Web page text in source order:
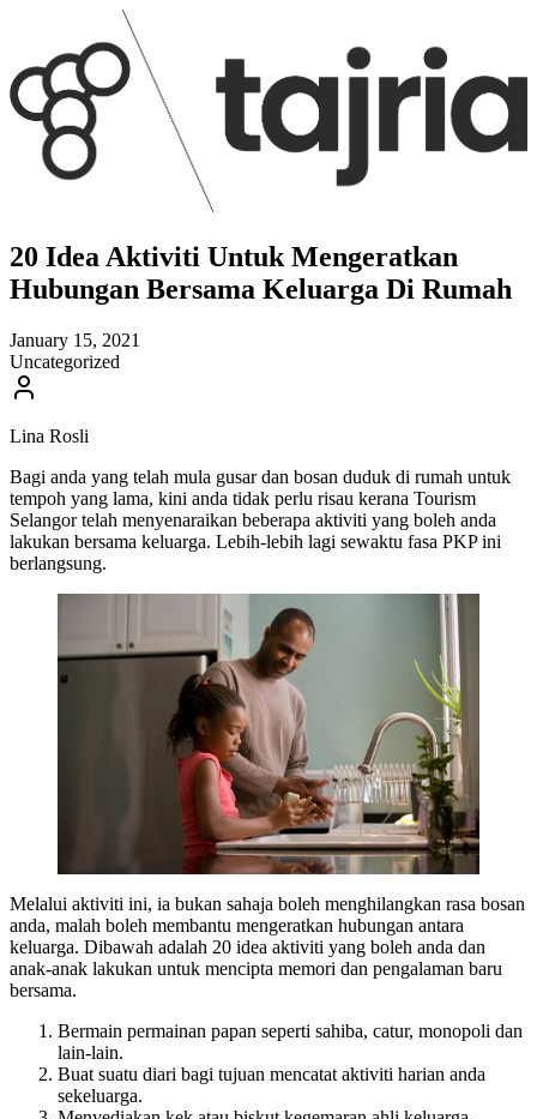
20 Idea Aktiviti Untuk Mengeratkan
Hubungan Bersama Keluarga Di Rumah
January 15, 2021
Uncategorized
Lina Rosli
Bagi anda yang telah mula gusar dan bosan duduk di rumah untuk
tempoh yang lama, kini anda tidak perlu risau kerana Tourism
Selangor telah menyenaraikan beberapa aktiviti yang boleh anda
lakukan bersama keluarga. Lebih-lebih lagi sewaktu fasa PKP ini
berlangsung.
Melalui aktiviti ini, ia bukan sahaja boleh menghilangkan rasa bosan
anda, malah boleh membantu mengeratkan hubungan antara
keluarga. Dibawah adalah 20 idea aktiviti yang boleh anda dan
anak-anak lakukan untuk mencipta memori dan pengalaman baru
bersama.
Bermain permainan papan seperti sahiba, catur, monopoli dan
lain-lain.
Buat suatu diari bagi tujuan mencatat aktiviti harian anda
sekeluarga.